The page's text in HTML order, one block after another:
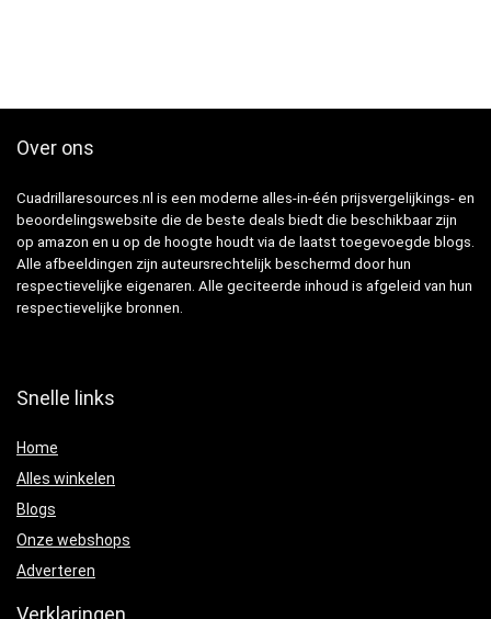
Over ons
Cuadrillaresources.nl is een moderne alles-in-één prijsvergelijkings- en
beoordelingswebsite die de beste deals biedt die beschikbaar zijn
op amazon en u op de hoogte houdt via de laatst toegevoegde blogs.
Alle afbeeldingen zijn auteursrechtelijk beschermd door hun
respectievelijke eigenaren. Alle geciteerde inhoud is afgeleid van hun
respectievelijke bronnen.
Snelle links
Home
Alles winkelen
Blogs
Onze webshops
Adverteren
Verklaringen